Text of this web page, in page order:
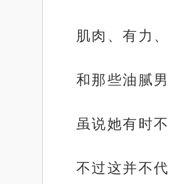
肌肉、有力、
和那些油腻
虽说她有时
不过这并不